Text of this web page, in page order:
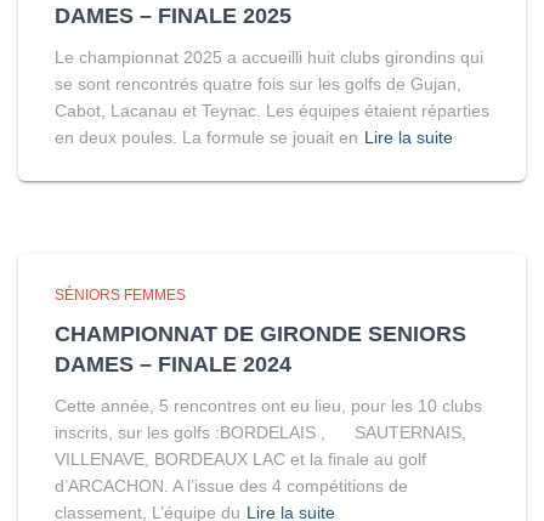
DAMES – FINALE 2025
Le championnat 2025 a accueilli huit clubs girondins qui
se sont rencontrés quatre fois sur les golfs de Gujan,
Cabot, Lacanau et Teynac. Les équipes étaient réparties
en deux poules. La formule se jouait en Lire la suite
SÉNIORS FEMMES
CHAMPIONNAT DE GIRONDE SENIORS
DAMES – FINALE 2024
Cette année, 5 rencontres ont eu lieu, pour les 10 clubs
inscrits, sur les golfs :BORDELAIS , SAUTERNAIS,
VILLENAVE, BORDEAUX LAC et la finale au golf
d’ARCACHON. A l’issue des 4 compétitions de
classement, L’équipe du Lire la suite